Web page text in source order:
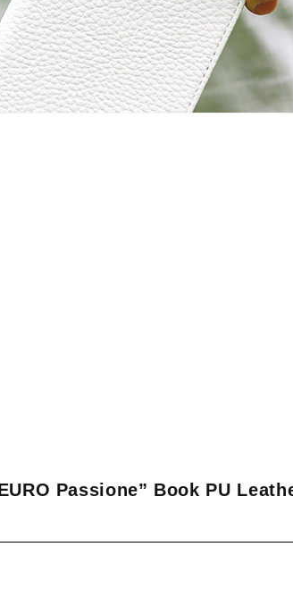
Passione” Book PU